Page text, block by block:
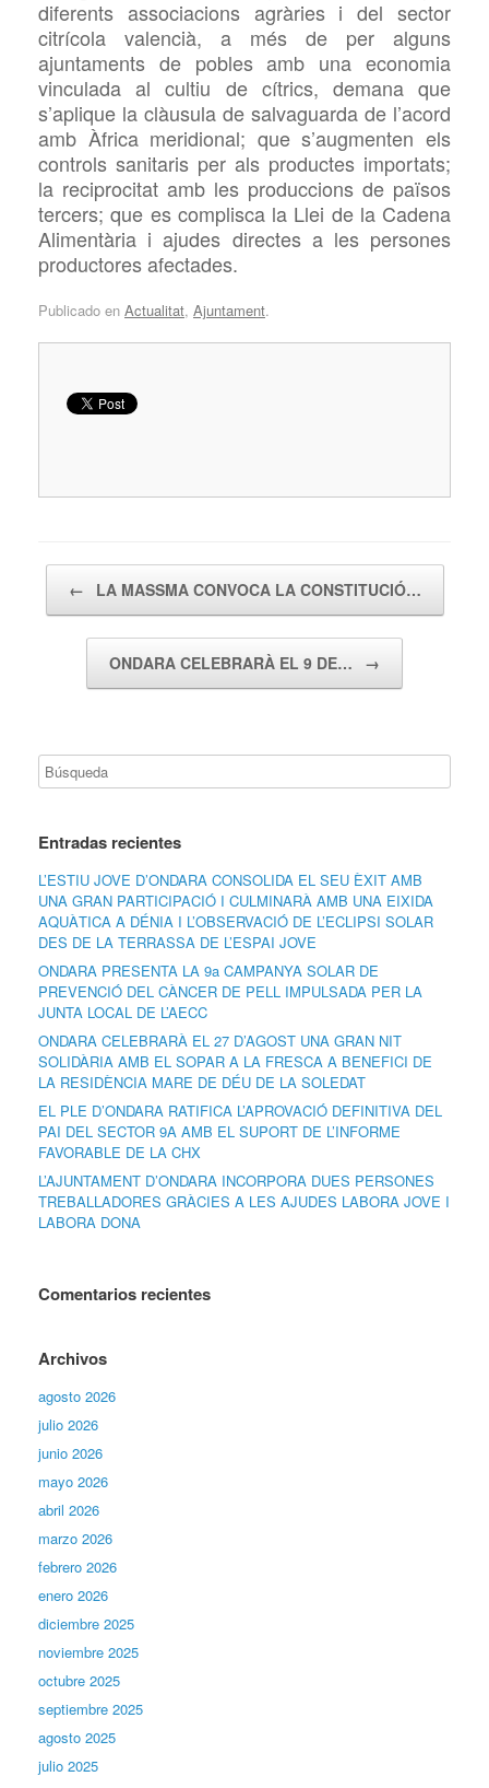
diferents associacions agràries i del sector
citrícola valencià, a més de per alguns
ajuntaments de pobles amb una economia
vinculada al cultiu de cítrics, demana que
s’aplique la clàusula de salvaguarda de l’acord
amb Àfrica meridional; que s’augmenten els
controls sanitaris per als productes importats;
la reciprocitat amb les produccions de països
tercers; que es complisca la Llei de la Cadena
Alimentària i ajudes directes a les persones
productores afectades.
Publicado en Actualitat, Ajuntament.
← LA MASSMA CONVOCA LA CONSTITUCIÓ…
ONDARA CELEBRARÀ EL 9 DE… →
Entradas recientes
L’ESTIU JOVE D’ONDARA CONSOLIDA EL SEU ÈXIT AMB
UNA GRAN PARTICIPACIÓ I CULMINARÀ AMB UNA EIXIDA
AQUÀTICA A DÉNIA I L’OBSERVACIÓ DE L’ECLIPSI SOLAR
DES DE LA TERRASSA DE L’ESPAI JOVE
ONDARA PRESENTA LA 9a CAMPANYA SOLAR DE
PREVENCIÓ DEL CÀNCER DE PELL IMPULSADA PER LA
JUNTA LOCAL DE L’AECC
ONDARA CELEBRARÀ EL 27 D’AGOST UNA GRAN NIT
SOLIDÀRIA AMB EL SOPAR A LA FRESCA A BENEFICI DE
LA RESIDÈNCIA MARE DE DÉU DE LA SOLEDAT
EL PLE D’ONDARA RATIFICA L’APROVACIÓ DEFINITIVA DEL
PAI DEL SECTOR 9A AMB EL SUPORT DE L’INFORME
FAVORABLE DE LA CHX
L’AJUNTAMENT D’ONDARA INCORPORA DUES PERSONES
TREBALLADORES GRÀCIES A LES AJUDES LABORA JOVE I
LABORA DONA
Comentarios recientes
Archivos
agosto 2026
julio 2026
junio 2026
mayo 2026
abril 2026
marzo 2026
febrero 2026
enero 2026
diciembre 2025
noviembre 2025
octubre 2025
septiembre 2025
agosto 2025
julio 2025